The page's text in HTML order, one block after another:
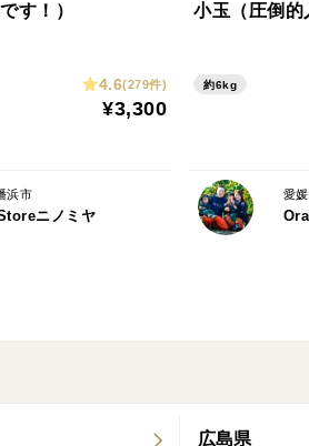
広島県
す！）
4.6(279件)
¥3,300
浜市
ニノミヤ
小玉（圧倒的
約6kg
愛